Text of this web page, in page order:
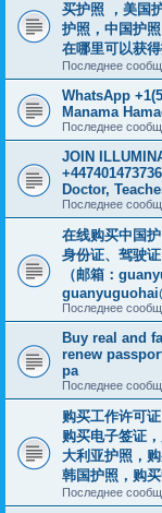
买护照 ，美国
护照，中国护
在哪里可以获
Последнее
WhatsApp
Manama
Последнее
JOIN
Doctor,
Последнее
在线购买中国
身份证、驾驶
（邮箱：
Последнее
Buy real and
renew
pa
Последнее
购买工作许可
购买电子签证
大利亚护照，
韩国护照，购
Последнее